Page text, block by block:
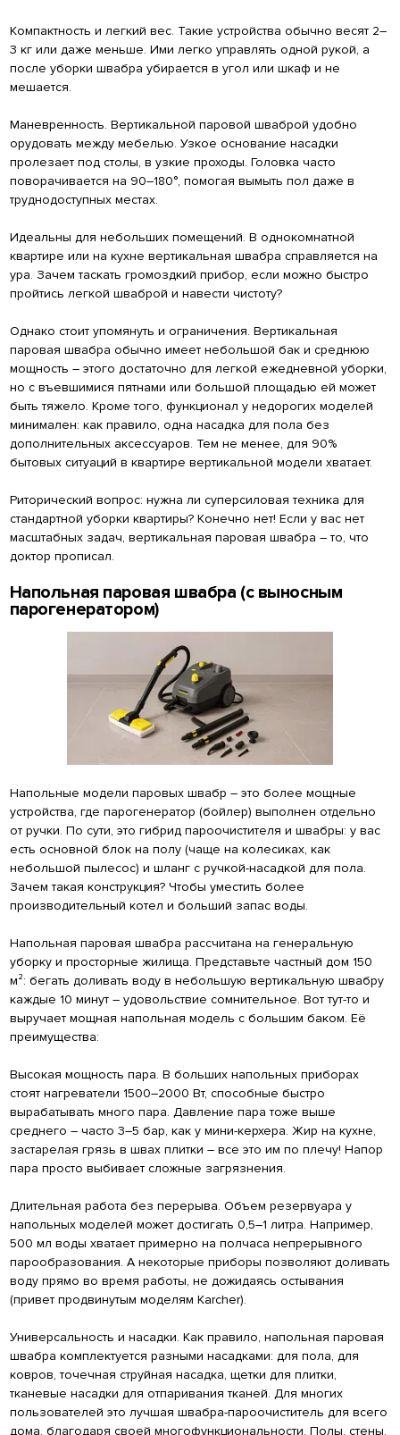
Компактность и легкий вес. Такие устройства обычно весят 2–
3 кг или даже меньше. Ими легко управлять одной рукой, а
после уборки швабра убирается в угол или шкаф и не
мешается.
Маневренность. Вертикальной паровой шваброй удобно
орудовать между мебелью. Узкое основание насадки
пролезает под столы, в узкие проходы. Головка часто
поворачивается на 90–180°, помогая вымыть пол даже в
труднодоступных местах.
Идеальны для небольших помещений. В однокомнатной
квартире или на кухне вертикальная швабра справляется на
ура. Зачем таскать громоздкий прибор, если можно быстро
пройтись легкой шваброй и навести чистоту?
Однако стоит упомянуть и ограничения. Вертикальная
паровая швабра обычно имеет небольшой бак и среднюю
мощность – этого достаточно для легкой ежедневной уборки,
но с въевшимися пятнами или большой площадью ей может
быть тяжело. Кроме того, функционал у недорогих моделей
минимален: как правило, одна насадка для пола без
дополнительных аксессуаров. Тем не менее, для 90%
бытовых ситуаций в квартире вертикальной модели хватает.
Риторический вопрос: нужна ли суперсиловая техника для
стандартной уборки квартиры? Конечно нет! Если у вас нет
масштабных задач, вертикальная паровая швабра – то, что
доктор прописал.
Напольная паровая швабра (с выносным
парогенератором)
Напольные модели паровых швабр – это более мощные
устройства, где парогенератор (бойлер) выполнен отдельно
от ручки. По сути, это гибрид пароочистителя и швабры: у вас
есть основной блок на полу (чаще на колесиках, как
небольшой пылесос) и шланг с ручкой-насадкой для пола.
Зачем такая конструкция? Чтобы уместить более
производительный котел и больший запас воды.
Напольная паровая швабра рассчитана на генеральную
уборку и просторные жилища. Представьте частный дом 150
м²: бегать доливать воду в небольшую вертикальную швабру
каждые 10 минут – удовольствие сомнительное. Вот тут-то и
выручает мощная напольная модель с большим баком. Её
преимущества:
Высокая мощность пара. В больших напольных приборах
стоят нагреватели 1500–2000 Вт, способные быстро
вырабатывать много пара. Давление пара тоже выше
среднего – часто 3–5 бар, как у мини-керхера. Жир на кухне,
застарелая грязь в швах плитки – все это им по плечу! Напор
пара просто выбивает сложные загрязнения.
Длительная работа без перерыва. Объем резервуара у
напольных моделей может достигать 0,5–1 литра. Например,
500 мл воды хватает примерно на полчаса непрерывного
парообразования. А некоторые приборы позволяют доливать
воду прямо во время работы, не дожидаясь остывания
(привет продвинутым моделям Karcher).
Универсальность и насадки. Как правило, напольная паровая
швабра комплектуется разными насадками: для пола, для
ковров, точечная струйная насадка, щетки для плитки,
тканевые насадки для отпаривания тканей. Для многих
пользователей это лучшая швабра-пароочиститель для всего
дома, благодаря своей многофункциональности. Полы, стены,